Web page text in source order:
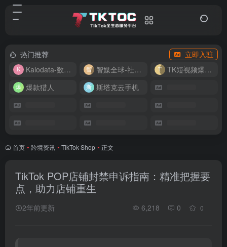
热门推荐
立即入驻
Kalodata-数据分析平台
智媒全球-社媒管理平台
TK短视频爆款复刻
爆款猎人
斯塔克云手机
首页 • 跨境资讯 • TikTok Shop • 正文
TikTok POP店铺封禁申诉指南：精准把握要
点，助力店铺重生
2年前更新 6,218 0 0